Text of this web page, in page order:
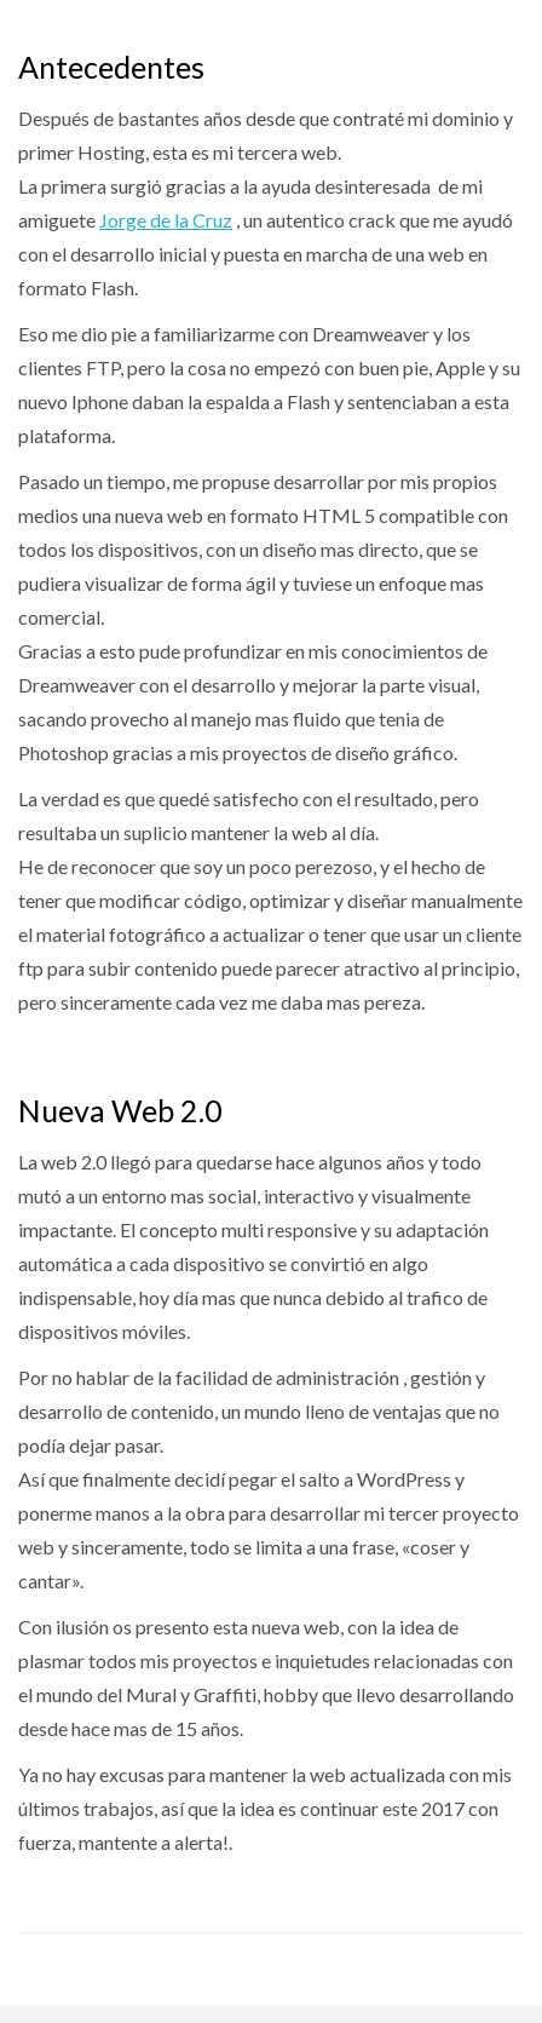
Antecedentes
Después de bastantes años desde que contraté mi dominio y
primer Hosting, esta es mi tercera web.
La primera surgió gracias a la ayuda desinteresada de mi
amiguete Jorge de la Cruz , un autentico crack que me ayudó
con el desarrollo inicial y puesta en marcha de una web en
formato Flash.
Eso me dio pie a familiarizarme con Dreamweaver y los
clientes FTP, pero la cosa no empezó con buen pie, Apple y su
nuevo Iphone daban la espalda a Flash y sentenciaban a esta
plataforma.
Pasado un tiempo, me propuse desarrollar por mis propios
medios una nueva web en formato HTML 5 compatible con
todos los dispositivos, con un diseño mas directo, que se
pudiera visualizar de forma ágil y tuviese un enfoque mas
comercial.
Gracias a esto pude profundizar en mis conocimientos de
Dreamweaver con el desarrollo y mejorar la parte visual,
sacando provecho al manejo mas fluido que tenia de
Photoshop gracias a mis proyectos de diseño gráfico.
La verdad es que quedé satisfecho con el resultado, pero
resultaba un suplicio mantener la web al día.
He de reconocer que soy un poco perezoso, y el hecho de
tener que modificar código, optimizar y diseñar manualmente
el material fotográfico a actualizar o tener que usar un cliente
ftp para subir contenido puede parecer atractivo al principio,
pero sinceramente cada vez me daba mas pereza.
Nueva Web 2.0
La web 2.0 llegó para quedarse hace algunos años y todo
mutó a un entorno mas social, interactivo y visualmente
impactante. El concepto multi responsive y su adaptación
automática a cada dispositivo se convirtió en algo
indispensable, hoy día mas que nunca debido al trafico de
dispositivos móviles.
Por no hablar de la facilidad de administración , gestión y
desarrollo de contenido, un mundo lleno de ventajas que no
podía dejar pasar.
Así que finalmente decidí pegar el salto a WordPress y
ponerme manos a la obra para desarrollar mi tercer proyecto
web y sinceramente, todo se limita a una frase, «coser y
cantar».
Con ilusión os presento esta nueva web, con la idea de
plasmar todos mis proyectos e inquietudes relacionadas con
el mundo del Mural y Graffiti, hobby que llevo desarrollando
desde hace mas de 15 años.
Ya no hay excusas para mantener la web actualizada con mis
últimos trabajos, así que la idea es continuar este 2017 con
fuerza, mantente a alerta!.